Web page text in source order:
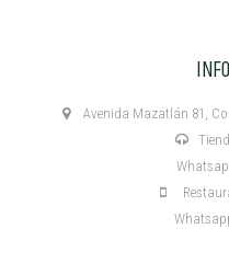
Avenida Mazatlán 81,